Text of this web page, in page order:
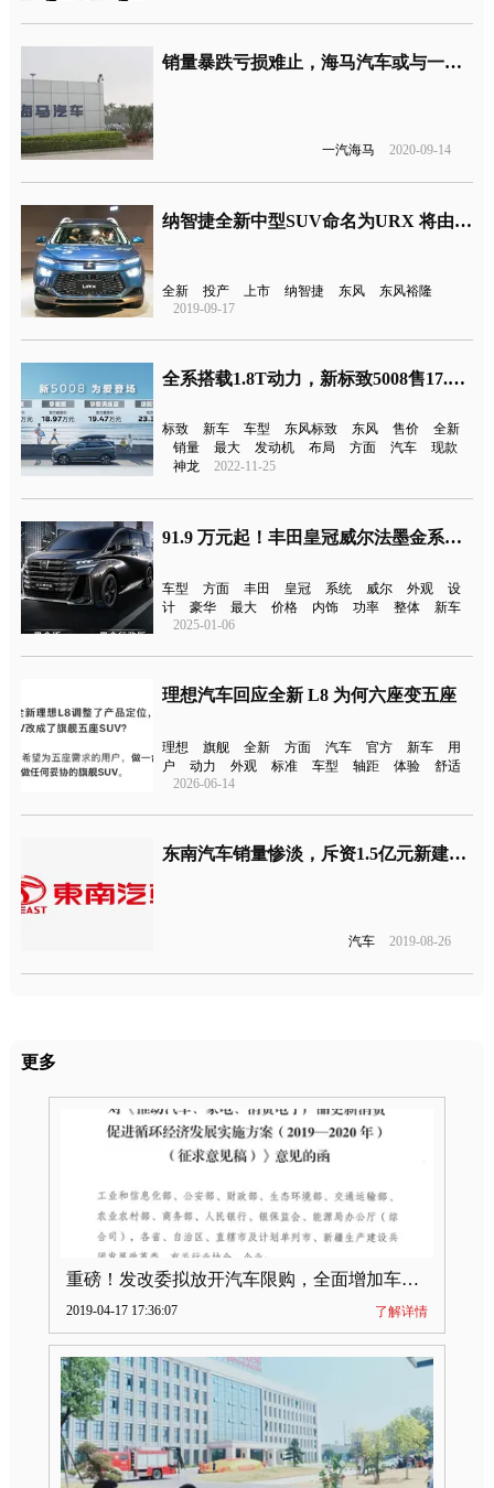
销量暴跌亏损难止，海马汽车或与一汽集团“分手”
一汽海马 2020-09-14
纳智捷全新中型SUV命名为URX 将由东风裕隆投产上市
全新 投产 上市 纳智捷 东风
东风裕隆
2019-09-17
全系搭载1.8T动力，新标致5008售17.87万元起
标致 新车 车型 东风标致 东风 售价
全新
销量
最大 发动机 布局 方面 汽车
现款
神龙
2022-11-25
91.9 万元起！丰田皇冠威尔法墨金系列 MPV 上市
车型 方面 丰田 皇冠 系统 威尔 外观
设
计
豪华 最大 价格 内饰 功率 整体
新车
2025-01-06
理想汽车回应全新 L8 为何六座变五座
理想 旗舰 全新 方面 汽车 官方 新车
用
户
动力 外观 标准 车型 轴距 体验
舒适
2026-06-14
东南汽车销量惨淡，斥资1.5亿元新建研发基地，力求破局
汽车 2019-08-26
更多
重磅！发改委拟放开汽车限购，全面增加车牌指标
2019-04-17 17:36:07 了解详情